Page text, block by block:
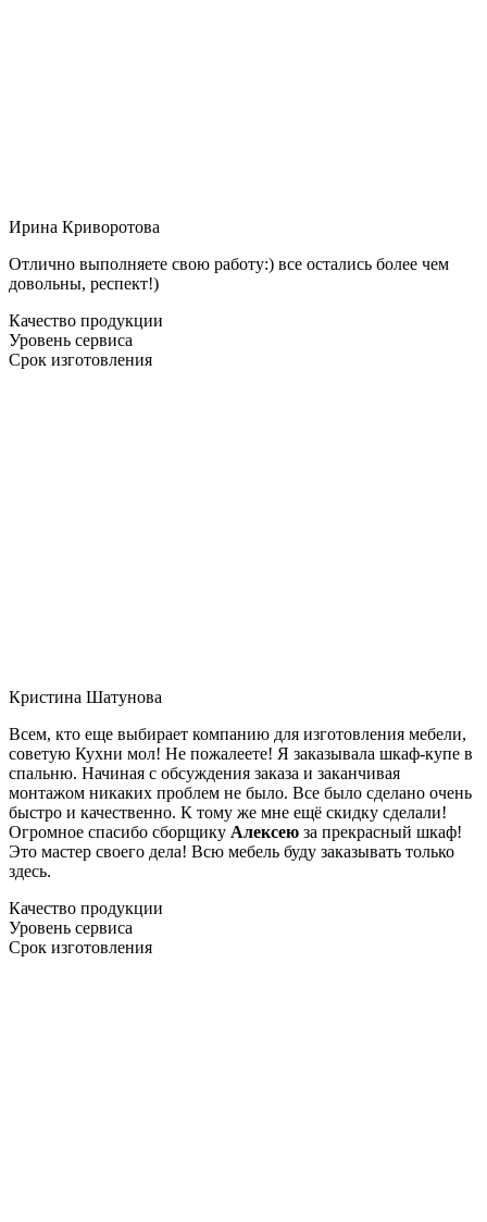
Ирина Криворотова
Отлично выполняете свою работу:) все остались более чем
довольны, респект!)
Качество продукции
Уровень сервиса
Срок изготовления
Кристина Шатунова
Всем, кто еще выбирает компанию для изготовления мебели,
советую Кухни мол! Не пожалеете! Я заказывала шкаф-купе в
спальню. Начиная с обсуждения заказа и заканчивая
монтажом никаких проблем не было. Все было сделано очень
быстро и качественно. К тому же мне ещё скидку сделали!
Огромное спасибо сборщику Алексею за прекрасный шкаф!
Это мастер своего дела! Всю мебель буду заказывать только
здесь.
Качество продукции
Уровень сервиса
Срок изготовления